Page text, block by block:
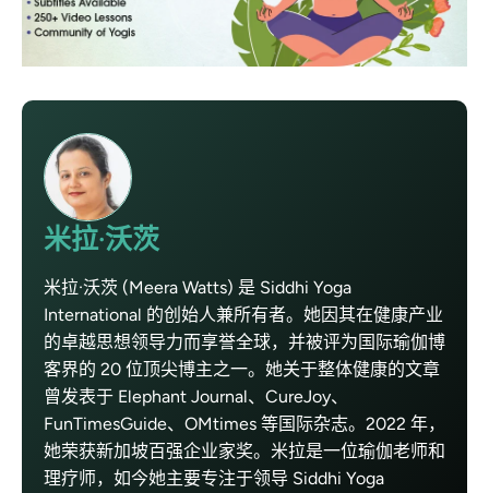
米拉·沃茨
米拉·沃茨 (Meera Watts) 是 Siddhi Yoga
International 的创始人兼所有者。她因其在健康产业
的卓越思想领导力而享誉全球，并被评为国际瑜伽博
客界的 20 位顶尖博主之一。她关于整体健康的文章
曾发表于 Elephant Journal、CureJoy、
FunTimesGuide、OMtimes 等国际杂志。2022 年，
她荣获新加坡百强企业家奖。米拉是一位瑜伽老师和
理疗师，如今她主要专注于领导 Siddhi Yoga